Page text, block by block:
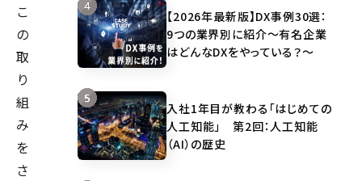
こ
の
取
り
組
み
を
さ
【2026年最新版】DX事例30選：
9つの業界別に紹介～有名企業
はどんなDXをやっている？～
入社1年目が教わる「はじめての
人工知能」 第2回：人工知能
（AI）の歴史